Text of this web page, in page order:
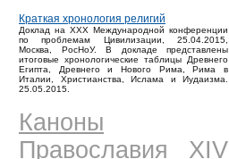
Краткая хронология религий
Доклад на XXX Международной конференции
по проблемам Цивилизации, 25.04.2015,
Москва, РосНоУ. В докладе представлены
итоговые хронологические таблицы Древнего
Египта, Древнего и Нового Рима, Рима в
Италии, Христианства, Ислама и Иудаизма.
25.05.2015.
Каноны
Православия XIV